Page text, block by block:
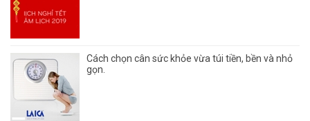
Cách chọn cân sức khỏe vừa túi tiền, bền và nhỏ
gọn.